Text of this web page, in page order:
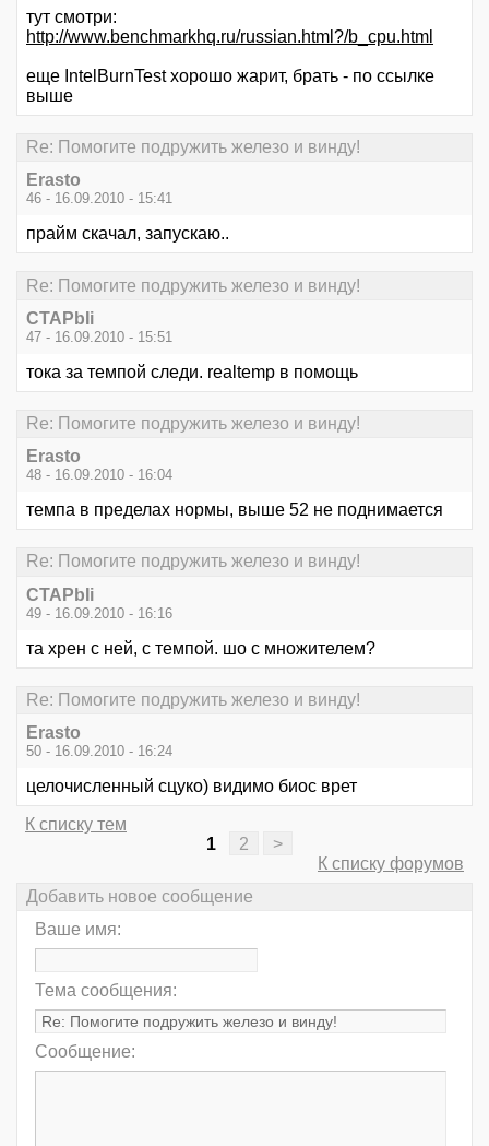
тут смотри:
http://www.benchmarkhq.ru/russian.html?/b_cpu.html
еще IntelBurnTest хорошо жарит, брать - по ссылке
выше
Re: Помогите подружить железо и винду!
Erasto
46 - 16.09.2010 - 15:41
прайм скачал, запускаю..
Re: Помогите подружить железо и винду!
CTAPbIi
47 - 16.09.2010 - 15:51
тока за темпой следи. realtemp в помощь
Re: Помогите подружить железо и винду!
Erasto
48 - 16.09.2010 - 16:04
темпа в пределах нормы, выше 52 не поднимается
Re: Помогите подружить железо и винду!
CTAPbIi
49 - 16.09.2010 - 16:16
та хрен с ней, с темпой. шо с множителем?
Re: Помогите подружить железо и винду!
Erasto
50 - 16.09.2010 - 16:24
целочисленный сцуко) видимо биос врет
К списку тем
1
2
>
К списку форумов
Добавить новое сообщение
Ваше имя:
Тема сообщения:
Сообщение: